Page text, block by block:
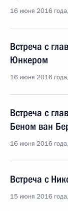
16 июня 2016
Встреча с
Юнкером
16 июня 2016
Встреча с
Беном ван
16 июня 2016
Встреча с
15 июня 2016